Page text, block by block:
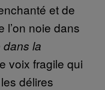
et de
l’on noie dans
dans la
voix fragile qui
délires